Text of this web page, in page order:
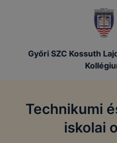
Győri SZC Kossuth
Technikumi
iskolai